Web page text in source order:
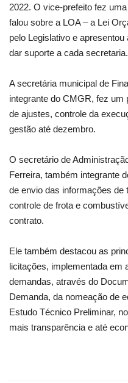
2022. O vice-prefeito fez
falou sobre a LOA – a Lei
pelo Legislativo e
dar suporte a cada secretaria.
A secretária municipal de
integrante do CMGR, fez um
de ajustes, controle da
gestão até dezembro.
O secretário de
Ferreira, também integrante
de envio das informações de
controle de frota e
contrato.
Ele também destacou as
licitações, implementada em
demandas, através do
Demanda, da nomeação de
Estudo Técnico Preliminar,
mais transparência e até